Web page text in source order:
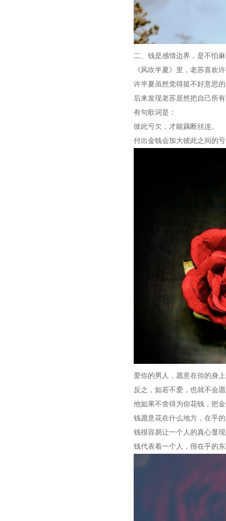
二、钱是感情边界，是不怕
《风吹半夏》里，老苏喜欢
许半夏虽然觉得挺不好意思
后来发现老苏居然把自己所
有句歌词是：
彼此亏欠，才能藕断丝连。
付出金钱会加大彼此之间的
爱你的男人，愿意在你的身
反之，如若不爱，也就不会
他如果不舍得为你花钱，把
钱愿意花在什么地方，在乎
钱很容易让一个人的真心显
钱代表着一个人，很在乎的